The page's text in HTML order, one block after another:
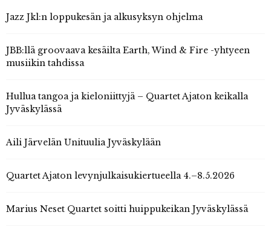
Jazz Jkl:n loppukesän ja alkusyksyn ohjelma
JBB:llä groovaava kesäilta Earth, Wind & Fire -yhtyeen
musiikin tahdissa
Hullua tangoa ja kieloniittyjä – Quartet Ajaton keikalla
Jyväskylässä
Aili Järvelän Unituulia Jyväskylään
Quartet Ajaton levynjulkaisukiertueella 4.–8.5.2026
Marius Neset Quartet soitti huippukeikan Jyväskylässä